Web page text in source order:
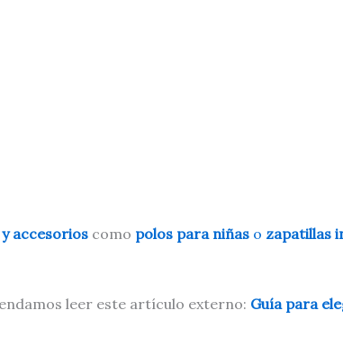
accesorios como polos para niñas o zapatillas
leer este artículo externo: Guía para